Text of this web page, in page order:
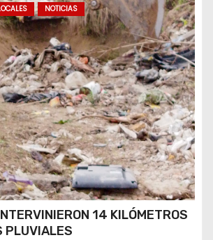
NOTICIAS
14 KILÓMETROS
PLUVIALES